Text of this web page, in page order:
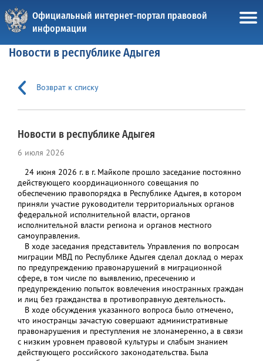
Официальный интернет-портал правовой
информации
Новости в республике Адыгея
Возврат к списку
Новости в республике Адыгея
6 июля 2026
24 июня 2026 г. в г. Майкопе прошло заседание постоянно
действующего координационного совещания по
обеспечению правопорядка в Республике Адыгея, в котором
приняли участие руководители территориальных органов
федеральной исполнительной власти, органов
исполнительной власти региона и органов местного
самоуправления.
В ходе заседания представитель Управления по вопросам
миграции МВД по Республике Адыгея сделал доклад о мерах
по предупреждению правонарушений в миграционной
сфере, в том числе по выявлению, пресечению и
предупреждению попыток вовлечения иностранных граждан
и лиц без гражданства в противоправную деятельность.
В ходе обсуждения указанного вопроса было отмечено,
что иностранцы зачастую совершают административные
правонарушения и преступления не злонамеренно, а в связи
с низким уровнем правовой культуры и слабым знанием
действующего российского законодательства. Была